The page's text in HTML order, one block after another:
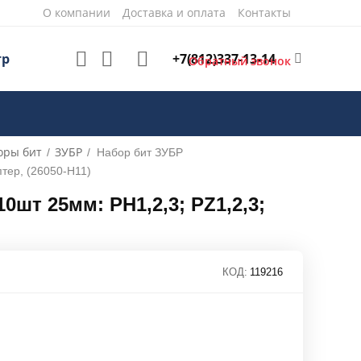
О компании Доставка и оплата Контакты
+7(812)337-13-14
Обратный звонок
бит / ЗУБР / Набор бит ЗУБР
(26050-H11)
25мм: PH1,2,3; PZ1,2,3;
КОД: 119216